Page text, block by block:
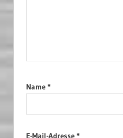
Name *
E-Mail-Adresse *